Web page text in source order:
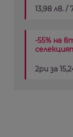
13,98 лв. /
-55% на
2ри за